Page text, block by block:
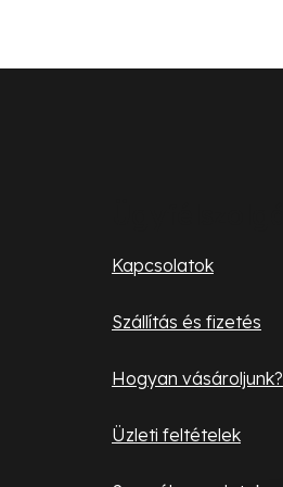
Kapcsolatok
Szállítás és fizetés
Hogyan vásároljunk?
Üzleti feltételek